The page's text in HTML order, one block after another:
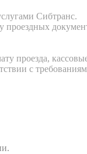
Сибтранс.
проезда,
с